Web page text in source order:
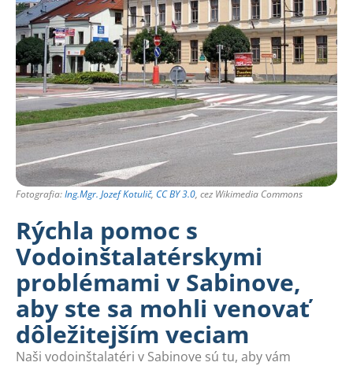
Fotografia:Ing.Mgr. Jozef Kotulič, CC BY 3.0, cez Wikimedia Commons
Rýchla pomoc s
Vodoinštalatérskymi
problémami v Sabinove,
aby ste sa mohli venovať
dôležitejším veciam
Naši vodoinštalatéri v Sabinove sú tu, aby vám